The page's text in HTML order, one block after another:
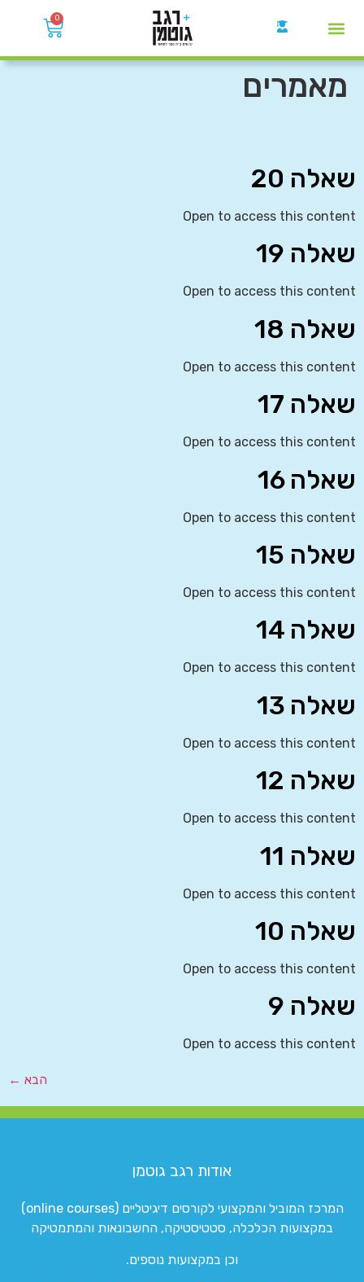
0
מאמרים
שאלה 20
Open to access this content
שאלה 19
Open to access this content
שאלה 18
Open to access this content
שאלה 17
Open to access this content
שאלה 16
Open to access this content
שאלה 15
Open to access this content
שאלה 14
Open to access this content
שאלה 13
Open to access this content
שאלה 12
Open to access this content
שאלה 11
Open to access this content
שאלה 10
Open to access this content
שאלה 9
Open to access this content
הבא ←
אודות רגב גוטמן
המרכז המוביל והמקצועי לקורסים דיגיטליים (online courses)
במקצועות הכלכלה, סטטיסטיקה, החשבונאות והמתמטיקה
וכן במקצועות נוספים.